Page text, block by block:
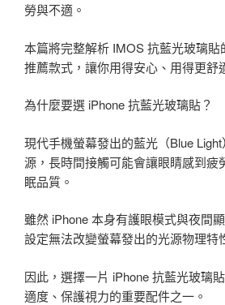
勞與不適。
本篇將完整解析 IMOS 抗藍光玻璃
推薦款式，讓你用得安心、用得更舒
為什麼要選 iPhone 抗藍光玻璃貼？
現代手機螢幕發出的藍光（Blue
源，長時間接觸可能會讓眼睛感到疲
眠品質。
雖然 iPhone 本身有護眼模式與夜間
設定無法改變螢幕發出的光源物理特
因此，選擇一片 iPhone 抗藍光玻璃
適度、保護視力的重要配件之一。